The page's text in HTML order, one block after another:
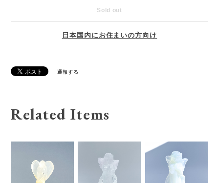
Sold out
日本国内にお住まいの方向け
通報する
Related Items